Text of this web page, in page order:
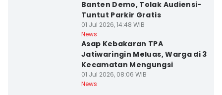
Banten Demo, Tolak Audiensi-
Tuntut Parkir Gratis
01 Jul 2026, 14:48 WIB
News
Asap Kebakaran TPA
Jatiwaringin Meluas, Warga di 3
Kecamatan Mengungsi
01 Jul 2026, 08:06 WIB
News